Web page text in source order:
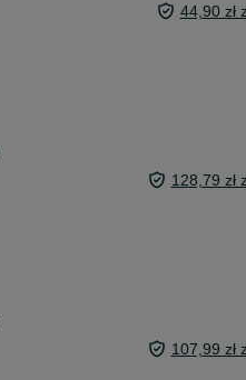
44,90 zł
128,79 zł
107,99 zł